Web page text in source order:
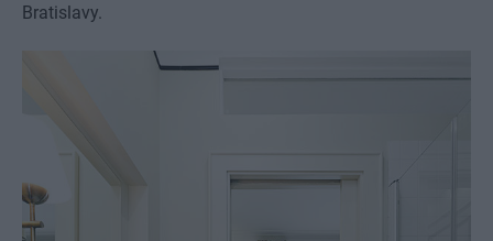
Bratislavy.